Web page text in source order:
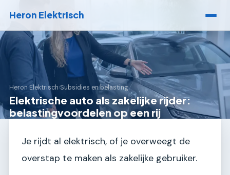
Heron Elektrisch
Heron Elektrisch›Subsidies en belasting
Elektrische auto als zakelijke rijder:
belastingvoordelen op een rij
Je rijdt al elektrisch, of je overweegt de
overstap te maken als zakelijke gebruiker.